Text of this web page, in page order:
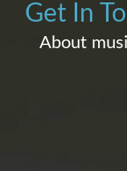
Get In
About